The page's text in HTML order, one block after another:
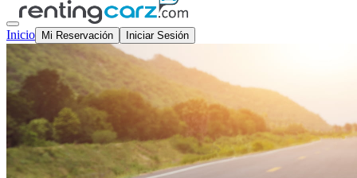
Inicio Mi Reservación Iniciar Sesión